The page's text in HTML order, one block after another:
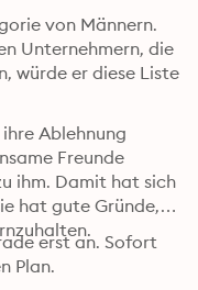
von Männern.
Unternehmern, die
würde er diese Liste
Ablehnung
Freunde
ihm. Damit hat sich
hat gute Gründe,
erst an. Sofort
Plan.